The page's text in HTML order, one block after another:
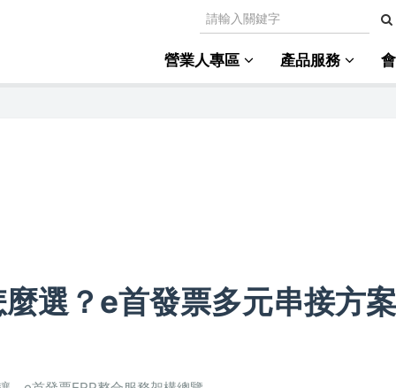
營業人專區 產品服務
選？e首發票多元串接方